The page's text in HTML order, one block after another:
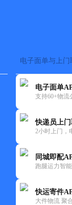
电子面单与上门
电子面单
支持60+物流
快递员上
2小时上门，
同城即配
跑腿运力智
快运寄件
大件物流 聚
快递时效